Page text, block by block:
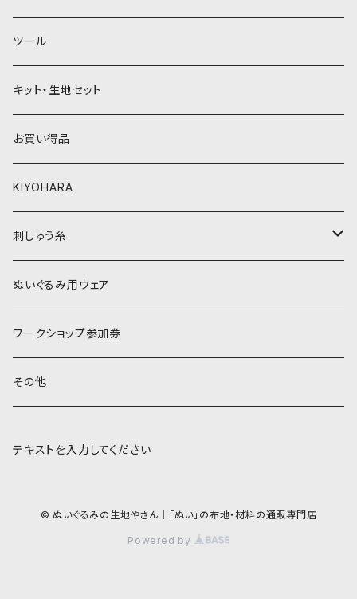
黄色・クリーム系
ベージュ・ブラウン系
黄色・クリーム系
ベージュ・ブラウン系
ツール
キット・生地セット
お買い得品
KIYOHARA
刺しゅう糸
COSMO 25番刺しゅう糸
ぬいぐるみ用ウェア
ワークショップ参加券
その他
テキストを入力してください
© ぬいぐるみの生地やさん｜「ぬい」の布地・材料の通販専門店
Powered by